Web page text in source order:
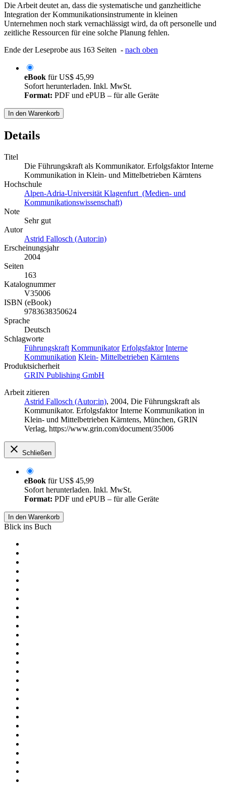
Die Arbeit deutet an, dass die systematische und ganzheitliche
Integration der Kommunikationsinstrumente in kleinen
Unternehmen noch stark vernachlässigt wird, da oft personelle und
zeitliche Ressourcen für eine solche Planung fehlen.
Ende der Leseprobe aus 163 Seiten - nach oben
eBook fürUS$ 45,99
Sofort herunterladen. Inkl. MwSt.
Format: PDF und ePUB – für alle Geräte
In den Warenkorb
Details
Titel
Die Führungskraft als Kommunikator. Erfolgsfaktor Interne
Kommunikation in Klein- und Mittelbetrieben Kärntens
Hochschule
Alpen-Adria-Universität Klagenfurt (Medien- und
Kommunikationswissenschaft)
Note
Sehr gut
Autor
Astrid Fallosch (Autor:in)
Erscheinungsjahr
2004
Seiten
163
Katalognummer
V35006
ISBN (eBook)
9783638350624
Sprache
Deutsch
Schlagworte
Führungskraft Kommunikator Erfolgsfaktor Interne
Kommunikation Klein- Mittelbetrieben Kärntens
Produktsicherheit
GRIN Publishing GmbH
Arbeit zitieren
Astrid Fallosch (Autor:in), 2004, Die Führungskraft als
Kommunikator. Erfolgsfaktor Interne Kommunikation in
Klein- und Mittelbetrieben Kärntens, München, GRIN
Verlag, https://www.grin.com/document/35006
Schließen
eBook fürUS$ 45,99
Sofort herunterladen. Inkl. MwSt.
Format: PDF und ePUB – für alle Geräte
In den Warenkorb
Blick ins Buch